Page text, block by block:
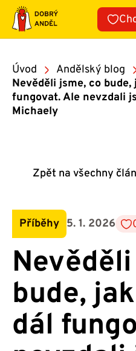
Přeskočit
obsah
Úvod
Andělský blog
Nevěděli jsme, co bude,
fungovat. Ale nevzdali
Michaely
Zpět na všechny
Příběhy 5. 1. 2026
bude,
dál